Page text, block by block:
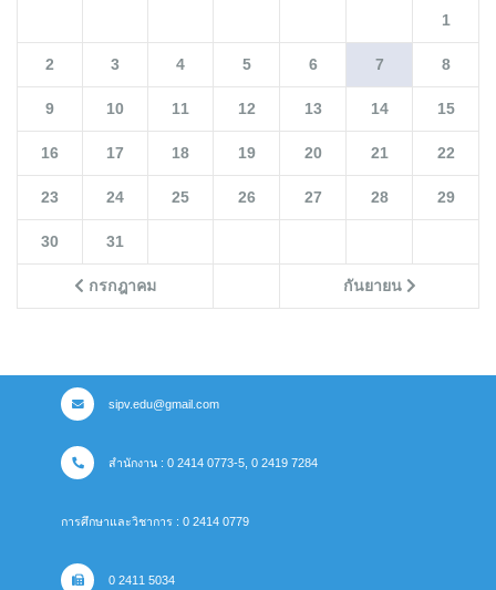
กรกฎาคม กันยายน
1
2 3 4 5 6 7 8
9 10 11 12 13 14 15
16 17 18 19 20 21 22
23 24 25 26 27 28 29
30 31
sipv.edu@gmail.com
สำนักงาน : 0 2414 0773-5, 0 2419 7284
การศึกษาและวิชาการ : 0 2414 0779
0 2411 5034